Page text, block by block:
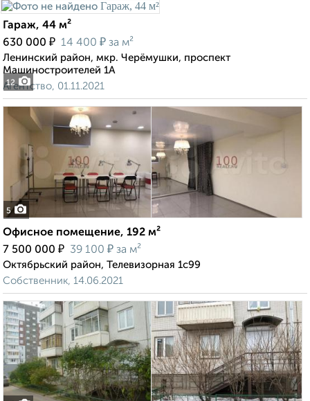
12
Гараж, 44 м²
630 000 ₽ 14 400 ₽ за м²
Ленинский район, мкр. Черёмушки, проспект
Машиностроителей 1А
Агентство, 01.11.2021
5
Офисное помещение, 192 м²
7 500 000 ₽ 39 100 ₽ за м²
Октябрьский район, Телевизорная 1с99
Собственник, 14.06.2021